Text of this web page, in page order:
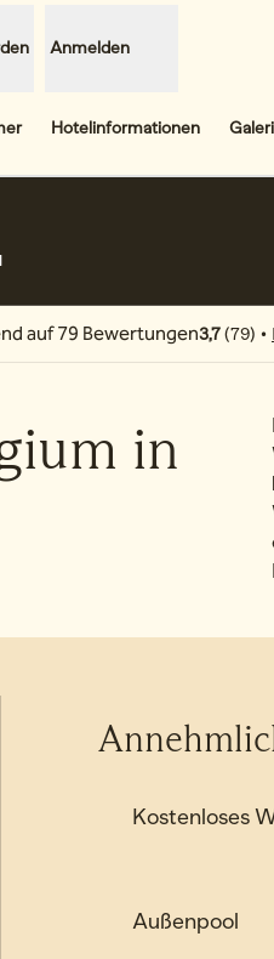
Anmelden
Hotelinformationen
,
3,7(79) •
in
Kostenloses
Außenpool